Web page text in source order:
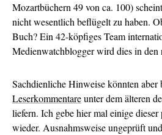
Mozartbüchern 49 von ca. 100)
nicht wesentlich beflügelt zu haben.
Buch? Ein 42-köpfiges Team
Medienwatchblogger wird dies in den
Sachdienliche Hinweise könnten aber
Leserkommentareunter dem älteren
liefern. Ich gebe hier mal einige
wieder. Ausnahmsweise ungeprüft